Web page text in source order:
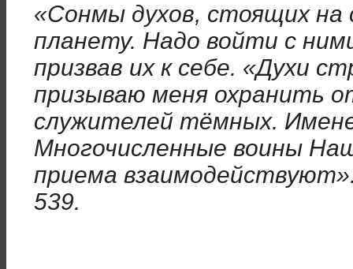
«Сонмы духов, стоящих
планету. Надо войти с
призвав их к себе. «Духи
призываю меня охранить
служителей тёмных.
Многочисленные воины
приема
539.